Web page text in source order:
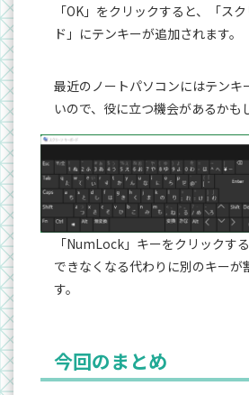
「OK」をクリックすると、「ス
ド」にテンキーが追加されます。
最近のノートパソコンにはテンキ
いので、役に立つ機会があるかも
「NumLock」キーをクリックす
できなくなる代わりに別のキーが
す。
今回のまとめ